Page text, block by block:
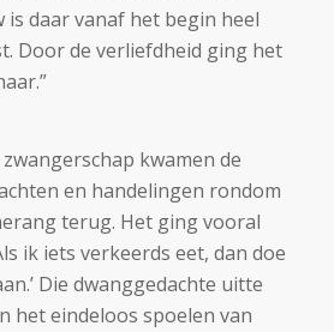
daar vanaf het begin heel
Door de verliefdheid ging het
kwamen de
en handelingen rondom
terug. Het ging vooral
ik iets verkeerds eet, dan doe
Die dwanggedachte uitte
het eindeloos spoelen van